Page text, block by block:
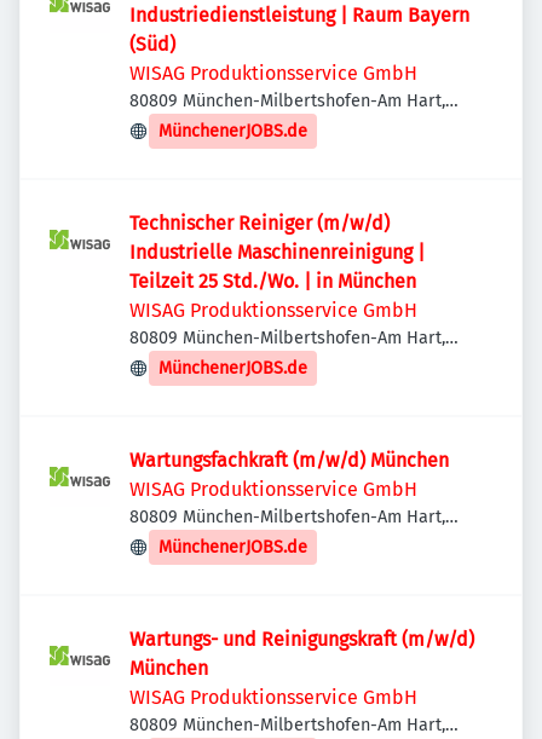
Industriedienstleistung | Raum Bayern
(Süd)
WISAG Produktionsservice GmbH
80809 München-Milbertshofen-Am Hart,
Deutschland
MünchenerJOBS.de
Technischer Reiniger (m/w/d)
Industrielle Maschinenreinigung |
Teilzeit 25 Std./Wo. | in München
WISAG Produktionsservice GmbH
80809 München-Milbertshofen-Am Hart,
Deutschland
MünchenerJOBS.de
Wartungsfachkraft (m/w/d) München
WISAG Produktionsservice GmbH
80809 München-Milbertshofen-Am Hart,
Deutschland
MünchenerJOBS.de
Wartungs- und Reinigungskraft (m/w/d)
München
WISAG Produktionsservice GmbH
80809 München-Milbertshofen-Am Hart,